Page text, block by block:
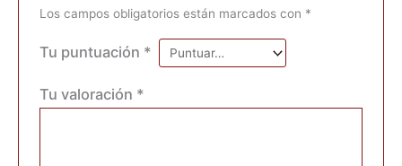
Los campos obligatorios están marcados con *
Tu puntuación *
Tu valoración *